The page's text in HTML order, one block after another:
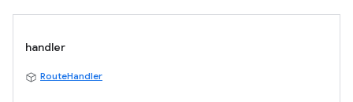
handler
RouteHandler